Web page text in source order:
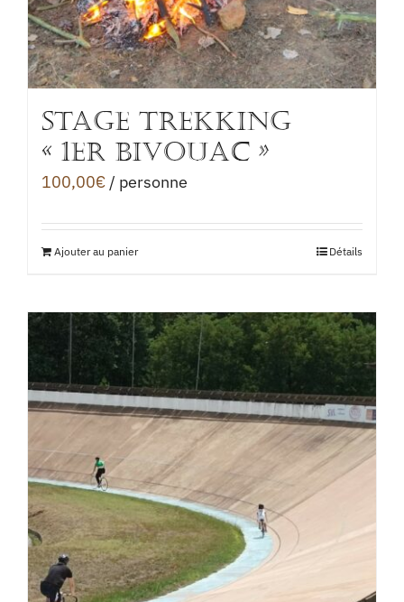
STAGE TREKKING
« 1er BIVOUAC »
100,00€ / personne
Ajouter au panier Détails